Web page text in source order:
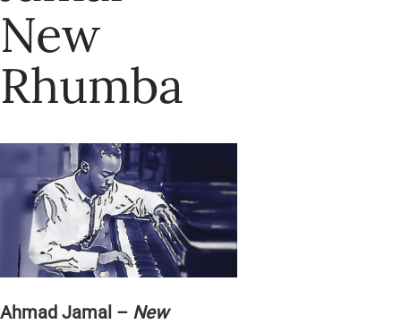
New
Rhumba
Ahmad Jamal – New